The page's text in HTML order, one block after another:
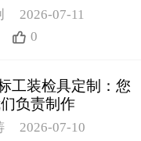
2026-07-11
0
工装检具定制：您
负责制作
2026-07-10